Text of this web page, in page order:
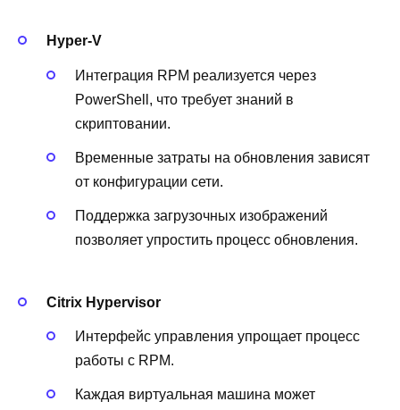
Hyper-V
Интеграция RPM реализуется через
PowerShell, что требует знаний в
скриптовании.
Временные затраты на обновления зависят
от конфигурации сети.
Поддержка загрузочных изображений
позволяет упростить процесс обновления.
Citrix Hypervisor
Интерфейс управления упрощает процесс
работы с RPM.
Каждая виртуальная машина может